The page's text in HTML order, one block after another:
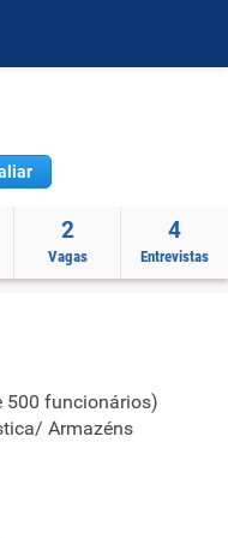
2
Vagas
4
Entrevistas
500 funcionários)
Armazéns